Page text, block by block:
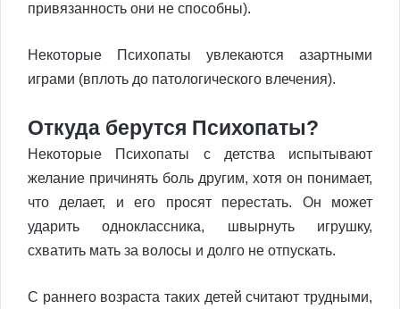
привязанность они не способны).
Некоторые Психопаты увлекаются азартными
играми (вплоть до патологического влечения).
Откуда берутся Психопаты?
Некоторые Психопаты с детства испытывают
желание причинять боль другим, хотя он понимает,
что делает, и его просят перестать. Он может
ударить одноклассника, швырнуть игрушку,
схватить мать за волосы и долго не отпускать.
С раннего возраста таких детей считают трудными,